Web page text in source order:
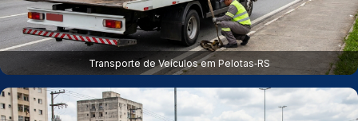
Transporte de Veículos em Pelotas‑RS